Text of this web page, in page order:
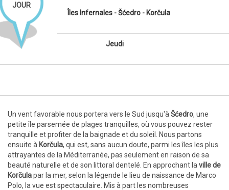
JOUR
Îles Infernales - Šćedro - Korčula
Jeudi
Un vent favorable nous portera vers le Sud jusqu'à Šćedro, une
petite île parsemée de plages tranquilles, où vous pouvez rester
tranquille et profiter de la baignade et du soleil. Nous partons
ensuite à Korčula, qui est, sans aucun doute, parmi les îles les plus
attrayantes de la Méditerranée, pas seulement en raison de sa
beauté naturelle et de son littoral dentelé. En approchant la ville de
Korčulapar la mer, selon la légende le lieu de naissance de Marco
Polo, la vue est spectaculaire. Mis à part les nombreuses